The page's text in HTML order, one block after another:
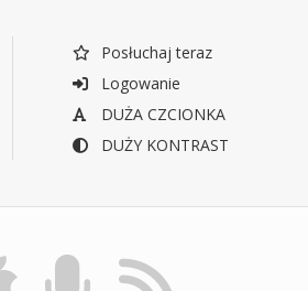
Posłuchaj teraz
Logowanie
DUŻA CZCIONKA
DUŻY KONTRAST